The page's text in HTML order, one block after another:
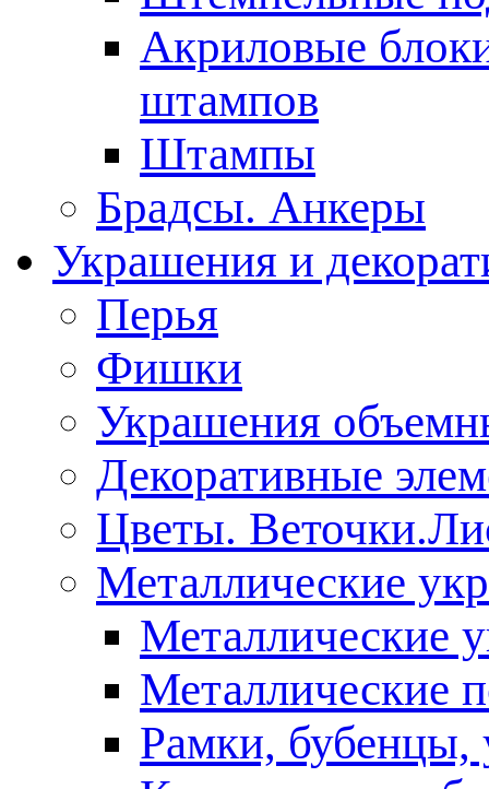
Акриловые
штампов
Штампы
Брадсы. Анкеры
Украшения и
Перья
Фишки
Украшения
Декоративные
Цветы.
Металлические
Металлические
Металлические
Рамки, бубенцы,